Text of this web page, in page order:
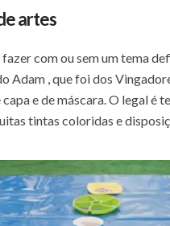
artes
com ou sem um tema
Adam , que foi dos
e de máscara. O legal é
tintas coloridas e